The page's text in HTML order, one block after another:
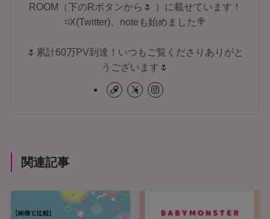
ROOM（下のRボタンから🌷 ）に載せています！
◽X(Twitter)、noteも始めました🍭
🌷累計60万PV到達！いつもご覧くださりありがと
うございます🌷
関連記事